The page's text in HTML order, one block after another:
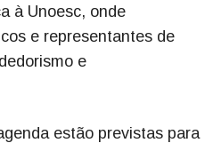
à Unoesc, onde
e representantes de
e
estão previstas para